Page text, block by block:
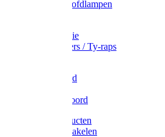
Zak- & Hoofdlampen
Tape en folie
Kabelbinders / Ty-raps
Metselkoord
Elastisch koord
Afdekproducten
Heffen en takelen